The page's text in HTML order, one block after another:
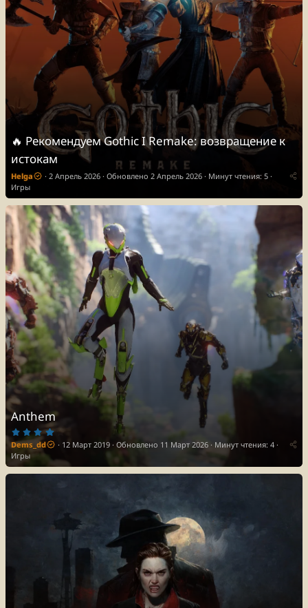
🔥 РекомендуемGothic I Remake: возвращение к
истокам
Helga 2 Апрель 2026 Обновлено 2 Апрель 2026
Минут чтения: 5
Игры
Anthem
4
0
з
в
ё
Dems_dd 12 Март 2019 Обновлено 11 Март 2026
Минут чтения: 4
Игры